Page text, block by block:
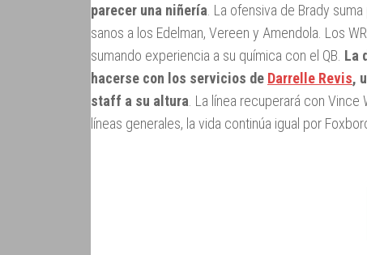
parecer una niñería . La ofensiva de Brady
sanos a los Edelman, Vereen y Amendola. Los
sumando experiencia a su química con el QB. La
hacerse con los servicios de Darrelle Revis,
staff a su altura . La línea recuperará con
líneas generales, la vida continúa igual por